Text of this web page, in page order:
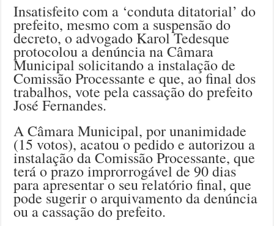
Insatisfeito com a ‘conduta ditatorial’ do
prefeito, mesmo com a suspensão do
decreto, o advogado Karol Tedesque
protocolou a denúncia na Câmara
Municipal solicitando a instalação de
Comissão Processante e que, ao final dos
trabalhos, vote pela cassação do prefeito
José Fernandes.
A Câmara Municipal, por unanimidade
(15 votos), acatou o pedido e autorizou a
instalação da Comissão Processante, que
terá o prazo improrrogável de 90 dias
para apresentar o seu relatório final, que
pode sugerir o arquivamento da denúncia
ou a cassação do prefeito.